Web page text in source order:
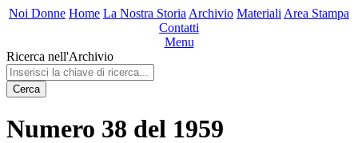
Noi Donne Home La Nostra Storia Archivio Materiali Area Stampa
Contatti
Menu
Ricerca nell'Archivio
Cerca
Numero 38 del 1959